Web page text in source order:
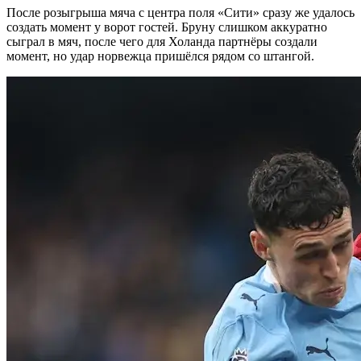
После розыгрыша мяча с центра поля «Сити» сразу же удалось
создать момент у ворот гостей. Бруну слишком аккуратно
сыграл в мяч, после чего для Холанда партнёры создали
момент, но удар норвежца пришёлся рядом со штангой.